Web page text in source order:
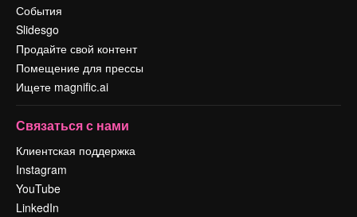
События
Slidesgo
Продайте свой контент
Помещение для прессы
Ищете magnific.ai
Связаться с нами
Клиентская поддержка
Instagram
YouTube
LinkedIn